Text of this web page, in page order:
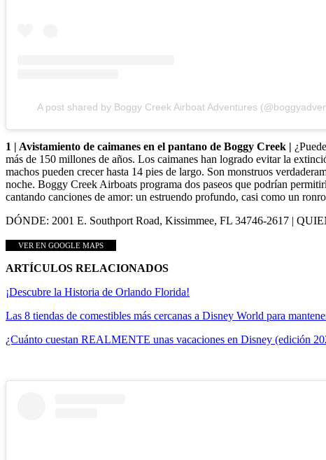
A post shared by Boggy Creek Airboat Adventures
1 | Avistamiento de caimanes en el pantano de Boggy Creek |
más de 150 millones de años. Los caimanes han logrado evitar la
machos pueden crecer hasta 14 pies de largo. Son monstruos
noche. Boggy Creek Airboats programa dos paseos que podrían
cantando canciones de amor: un estruendo profundo, casi como un
DÓNDE: 2001 E. Southport Road, Kissimmee, FL 34746-2617 |
VER EN GOOGLE MAPS
ARTÍCULOS RELACIONADOS
¡Descubre la Historia de Orlando Florida!
Las 8 tiendas de comestibles más cercanas a Disney World para
¿Cuánto cuestan REALMENTE unas vacaciones en Disney (edición